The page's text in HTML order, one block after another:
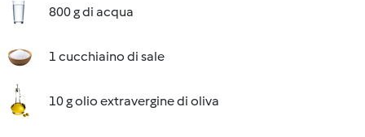
800 g di acqua
1 cucchiaino di sale
10 g olio extravergine di oliva